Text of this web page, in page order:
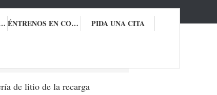
CALIDAD ÉNTRENOS EN CONTACTO CON PIDA UNA CITA
de litio de la recarga